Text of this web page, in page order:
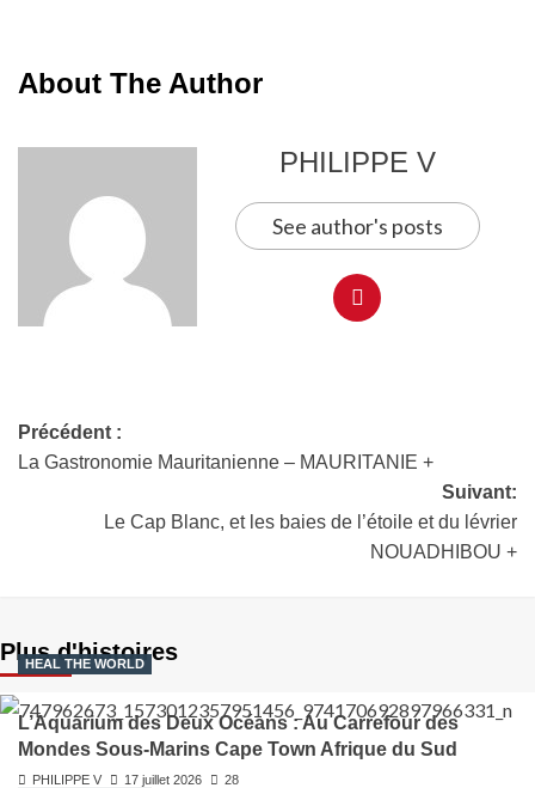
About The Author
PHILIPPE V
See author's posts
Précédent :
La Gastronomie Mauritanienne – MAURITANIE +
Suivant:
Le Cap Blanc, et les baies de l’étoile et du lévrier
NOUADHIBOU +
Plus d'histoires
HEAL THE WORLD
L’Aquarium des Deux Océans : Au Carrefour des
Mondes Sous-Marins Cape Town Afrique du Sud
PHILIPPE V 17 juillet 2026
28